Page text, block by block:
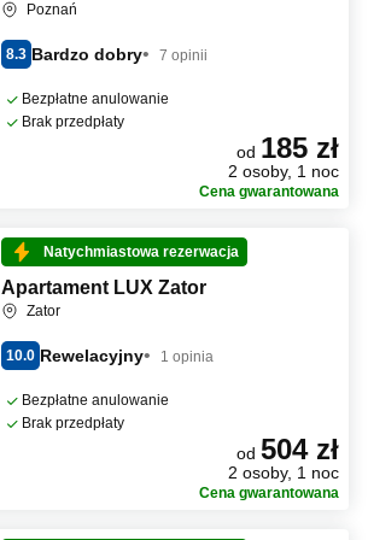
Poznań
8.3 Bardzo dobry 7 opinii
Bezpłatne anulowanie
Brak przedpłaty
od 185 zł
2 osoby, 1 noc
Cena gwarantowana
Natychmiastowa rezerwacja
Apartament LUX Zator
Zator
10.0 Rewelacyjny 1 opinia
Bezpłatne anulowanie
Brak przedpłaty
od 504 zł
2 osoby, 1 noc
Cena gwarantowana